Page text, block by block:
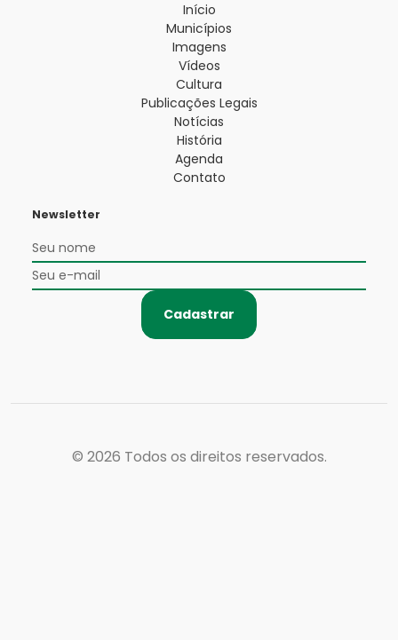
Início
Municípios
Imagens
Vídeos
Cultura
Publicações Legais
Notícias
História
Agenda
Contato
Newsletter
Cadastrar
© 2026 Todos os direitos reservados.